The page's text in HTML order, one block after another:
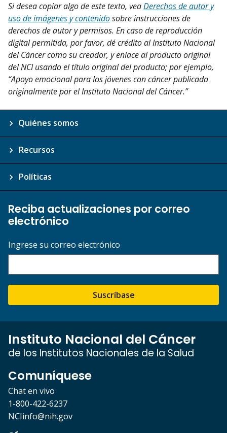
Si desea copiar algo de este texto, veaDerechos de autor y
uso de imágenes y contenidosobre instrucciones de
derechos de autor y permisos. En caso de reproducción
digital permitida, por favor, dé crédito al Instituto Nacional
del Cáncer como su creador, y enlace al producto original
del NCI usando el título original del producto; por ejemplo,
“Apoyo emocional para los jóvenes con cáncer publicada
originalmente por el Instituto Nacional del Cáncer.”
Quiénes somos
Recursos
Políticas
Reciba actualizaciones por correo
electrónico
Ingrese su correo electrónico
Suscríbase
Instituto Nacional del Cáncer
de los Institutos Nacionales de la Salud
Comuníquese
Chat en vivo
1-800-422-6237
NCIinfo@nih.gov